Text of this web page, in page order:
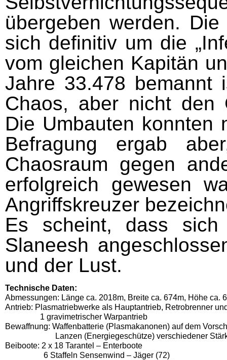
übergeben werden.
sich definitiv um die
vom gleichen Kapitän
Jahre 33.478 bemannt
Chaos, aber nicht den
Die Umbauten konnten
Befragung ergab
Chaosraum gegen
erfolgreich gewesen
Angriffskreuzer
Es scheint, dass sich
Slaneesh
und der Lust.
Technische Daten:
Abmessungen: Länge ca. 2018m, Breite ca. 674m, Höhe ca.
Antrieb: Plasmatriebwerke als Hauptantrieb, Retrobrenner
1 gravimetrischer Warpantrieb
Bewaffnung: Waffenbatterie (Plasmakanonen) auf dem
Lanzen (Energiegeschütze) verschiedener
Beiboote: 2 x 18 Tarantel – Enterboote
6 Staffeln Sensenwind – Jäger (72)